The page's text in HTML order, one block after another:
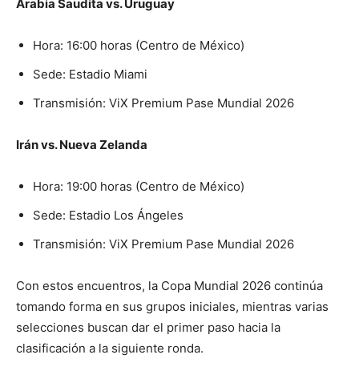
Arabia Saudita vs. Uruguay
Hora: 16:00 horas (Centro de México)
Sede: Estadio Miami
Transmisión: ViX Premium Pase Mundial 2026
Irán vs. Nueva Zelanda
Hora: 19:00 horas (Centro de México)
Sede: Estadio Los Ángeles
Transmisión: ViX Premium Pase Mundial 2026
Con estos encuentros, la Copa Mundial 2026 continúa
tomando forma en sus grupos iniciales, mientras varias
selecciones buscan dar el primer paso hacia la
clasificación a la siguiente ronda.